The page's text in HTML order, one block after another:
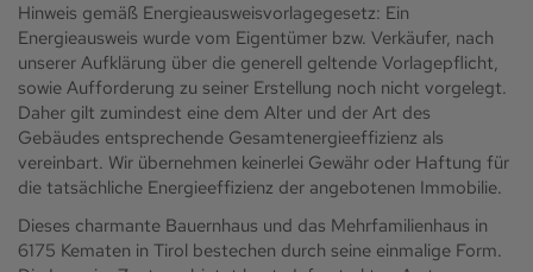
Hinweis gemäß Energieausweisvorlagegesetz: Ein
Energieausweis wurde vom Eigentümer bzw. Verkäufer, nach
unserer Aufklärung über die generell geltende Vorlagepflicht,
sowie Aufforderung zu seiner Erstellung noch nicht vorgelegt.
Daher gilt zumindest eine dem Alter und der Art des
Gebäudes entsprechende Gesamtenergieeffizienz als
vereinbart. Wir übernehmen keinerlei Gewähr oder Haftung für
die tatsächliche Energieeffizienz der angebotenen Immobilie.
Dieses charmante Bauernhaus und das Mehrfamilienhaus in
6175 Kematen in Tirol bestechen durch seine einmalige Form.